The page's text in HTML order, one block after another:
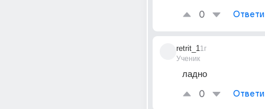
0
retrit_1
Ученик
1г
ладно
0